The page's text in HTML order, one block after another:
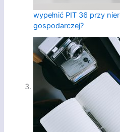
wypełnić PIT 36 przy
gospodarczej?